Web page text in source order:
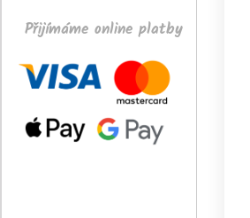
Přijímáme online platby